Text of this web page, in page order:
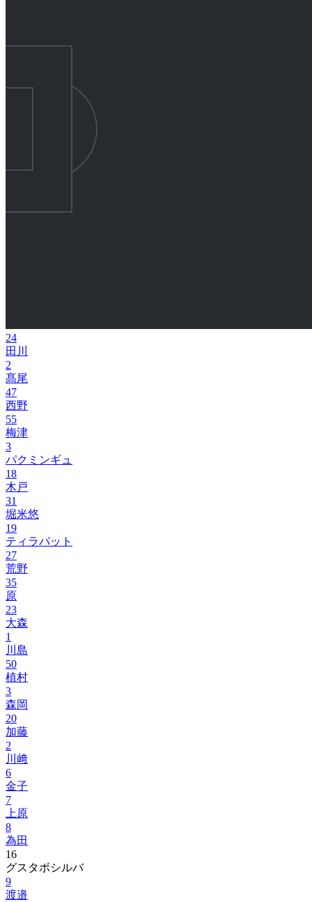
24
田川
2
髙尾
47
西野
55
梅津
3
パクミンギュ
18
木戸
31
堀米悠
19
ティラパット
27
荒野
35
原
23
大森
1
川島
50
植村
3
森岡
20
加藤
2
川﨑
6
金子
7
上原
8
為田
16
グスタボシルバ
9
渡邉